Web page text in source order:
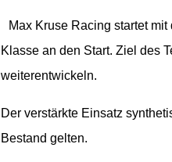
Max Kruse Racing startet
Klasse an den Start. Ziel des
weiterentwickeln.
Der verstärkte Einsatz
Bestand gelten.